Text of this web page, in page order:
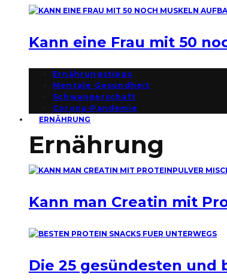
Kann eine Frau mit 50
Ernährungstipps
Mentale Gesundheit
Schwangerschaft
Corona-Pandemie
ERNÄHRUNG
Ernährung
Kann man Creatin mit
Die 25 gesündesten